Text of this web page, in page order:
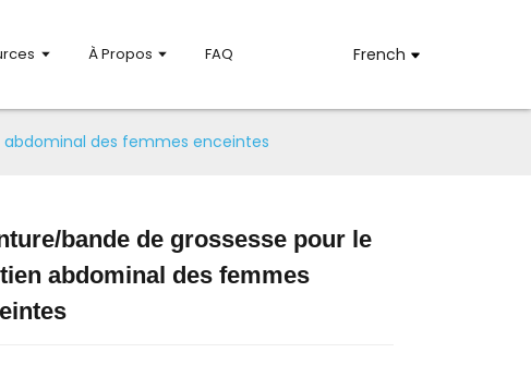
À Propos FAQ French
des femmes enceintes
Loading...
Loading...
bande de grossesse pour le
abdominal des femmes